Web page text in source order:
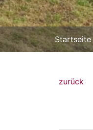
Startseite
zurück